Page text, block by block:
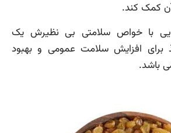
کمک کند.
با خواص سلامتی بی نظیرش یک
برای افزایش سلامت عمومی و بهبود
باشد.